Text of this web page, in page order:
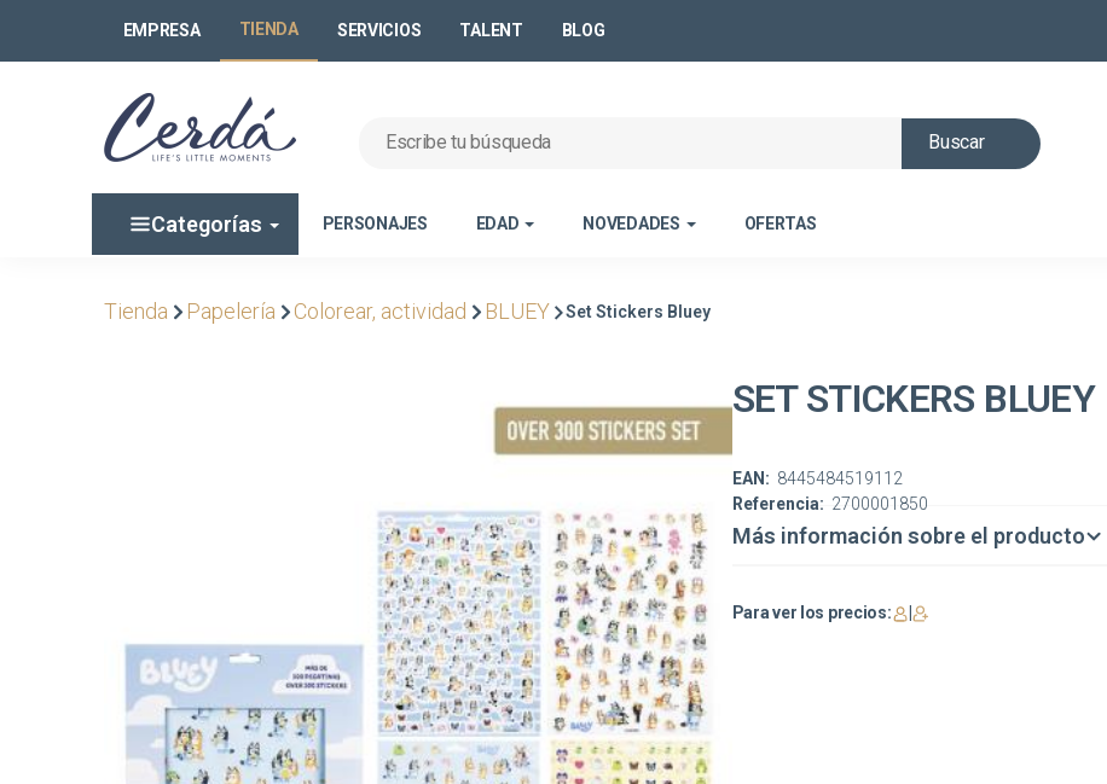
EMPRESA TIENDA SERVICIOS TALENT BLOG
Buscar
Categorías PERSONAJES EDAD NOVEDADES OFERTAS
Tienda Papelería Colorear, actividad BLUEY Set Stickers Bluey
SET STICKERS BLUEY
Referencia: 2700001850
EAN: 8445484519112
Más información sobre el producto
Para ver los precios:
|